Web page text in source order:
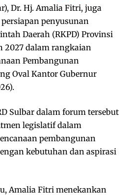
Dr. Hj. Amalia Fitri, juga
penyusunan
Daerah (RKPD) Provinsi
2027 dalam rangkaian
Pembangunan
Oval Kantor Gubernur
Sulbar dalam forum tersebut
legislatif dalam
pembangunan
kebutuhan dan aspirasi
Amalia Fitri menekankan